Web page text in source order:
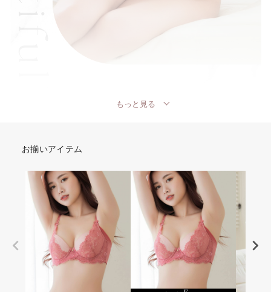
もっと見る
お揃いアイテム